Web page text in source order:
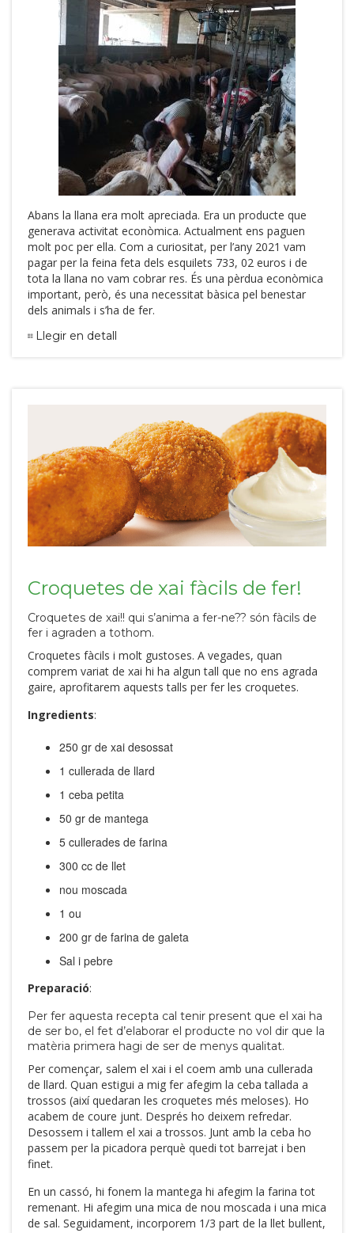
Abans la llana era molt apreciada. Era un producte que
generava activitat econòmica. Actualment ens paguen
molt poc per ella. Com a curiositat, per l’any 2021 vam
pagar per la feina feta dels esquilets 733, 02 euros i de
tota la llana no vam cobrar res. És una pèrdua econòmica
important, però, és una necessitat bàsica pel benestar
dels animals i s’ha de fer.
Llegir en detall
Croquetes de xai fàcils de fer!
Croquetes de xai!! qui s’anima a fer-ne?? són fàcils de
fer i agraden a tothom.
Croquetes fàcils i molt gustoses. A vegades, quan
comprem variat de xai hi ha algun tall que no ens agrada
gaire, aprofitarem aquests talls per fer les croquetes.
Ingredients:
250 gr de xai desossat
1 cullerada de llard
1 ceba petita
50 gr de mantega
5 cullerades de farina
300 cc de llet
nou moscada
1 ou
200 gr de farina de galeta
Sal i pebre
Preparació:
Per fer aquesta recepta cal tenir present que el xai ha
de ser bo, el fet d’elaborar el producte no vol dir que la
matèria primera hagi de ser de menys qualitat.
Per començar, salem el xai i el coem amb una cullerada
de llard. Quan estigui a mig fer afegim la ceba tallada a
trossos (així quedaran les croquetes més meloses). Ho
acabem de coure junt. Després ho deixem refredar.
Desossem i tallem el xai a trossos. Junt amb la ceba ho
passem per la picadora perquè quedi tot barrejat i ben
finet.
En un cassó, hi fonem la mantega hi afegim la farina tot
remenant. Hi afegim una mica de nou moscada i una mica
de sal. Seguidament, incorporem 1/3 part de la llet bullent,